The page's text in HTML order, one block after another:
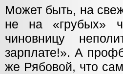
Может быть, на
не на «грубых»
чиновницу
зарплате!». А
же Рябовой, что